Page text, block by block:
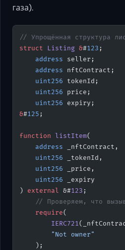
газа).
// Упрощённая структура
struct Listing &#123 ;
    address
seller;
    address
nftContract;
    uint256
tokenId;
    uint256
price;
    uint256
expiry;
&#125 ;
function listItem(
    address
_nftContract,
    uint256
_tokenId,
    uint256
_price,
    uint256
_expiry
) external &#123 ;
// Проверяем, что
    require
(
        IERC721
        "Not owner"
    );